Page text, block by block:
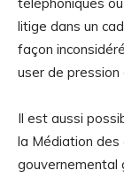
téléphoniques
litige dans un
façon
user de pression
Il est aussi
la Médiation des
gouvernemental